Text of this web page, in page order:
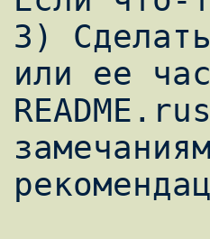
3)
или ее